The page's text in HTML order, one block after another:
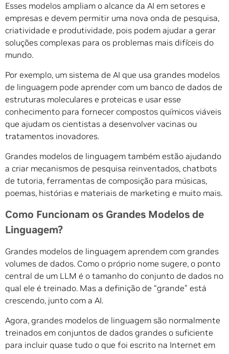
Esses modelos ampliam o alcance da AI em setores e
empresas e devem permitir uma nova onda de pesquisa,
criatividade e produtividade, pois podem ajudar a gerar
soluções complexas para os problemas mais difíceis do
mundo.
Por exemplo, um sistema de AI que usa grandes modelos
de linguagem pode aprender com um banco de dados de
estruturas moleculares e proteicas e usar esse
conhecimento para fornecer compostos químicos viáveis
que ajudam os cientistas a desenvolver vacinas ou
tratamentos inovadores.
Grandes modelos de linguagem também estão ajudando
a criar mecanismos de pesquisa reinventados, chatbots
de tutoria, ferramentas de composição para músicas,
poemas, histórias e materiais de marketing e muito mais.
Como Funcionam os Grandes Modelos de
Linguagem?
Grandes modelos de linguagem aprendem com grandes
volumes de dados. Como o próprio nome sugere, o ponto
central de um LLM é o tamanho do conjunto de dados no
qual ele é treinado. Mas a definição de “grande” está
crescendo, junto com a AI.
Agora, grandes modelos de linguagem são normalmente
treinados em conjuntos de dados grandes o suficiente
para incluir quase tudo o que foi escrito na Internet em